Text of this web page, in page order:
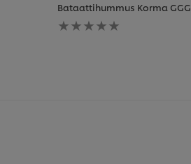
Bataattihummus Korma GGG
Ei
arvioita